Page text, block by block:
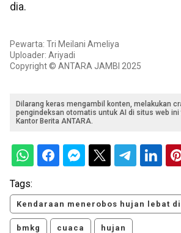
dia.
Pewarta: Tri Meilani Ameliya
Uploader: Ariyadi
Copyright © ANTARA JAMBI 2025
Dilarang keras mengambil konten, melakukan
pengindeksan otomatis untuk AI di situs web
Kantor Berita ANTARA.
Tags:
Kendaraan menerobos hujan lebat
bmkg cuaca hujan